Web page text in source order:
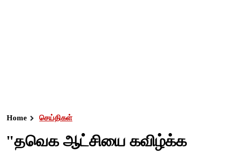
Home செய்திகள்
"தவெக ஆட்சியை கவிழ்க்க